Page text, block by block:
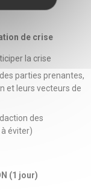
de crise
la crise
parties prenantes,
et leurs vecteurs de
des
éviter)
(1 jour)